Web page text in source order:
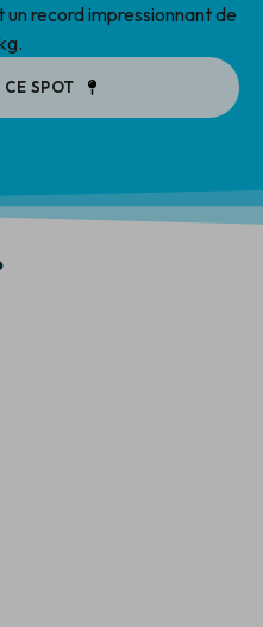
record impressionnant de
CE SPOT